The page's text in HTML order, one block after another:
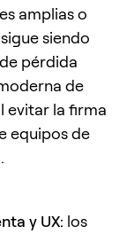
amplias o
siendo
pérdida
de
evitar la firma
equipos de
y UX: los